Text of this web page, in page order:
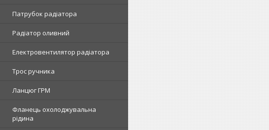
Патрубок радіатора
Радіатор оливний
Електровентилятор радіатора
Трос ручника
Ланцюг ГРМ
Фланець охолоджувальна
рідина